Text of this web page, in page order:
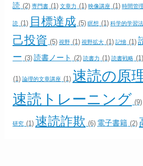
読 (2) 専門書 (1) 文章力 (1) 映像講座 (1) 時間管理
読 (1) 目標達成 (5) 瞑想 (1) 科学的学習法
己投資 (5) 視野 (1) 視野拡大 (1) 記憶 (1)
ー (3) 読書ノート (2) 読書力 (1) 読書戦略 (1)
(1) 論理的文章講座 (1) 速読の原
速読トレーニング (9)
研究 (1) 速読詐欺 (6) 電子書籍 (2)